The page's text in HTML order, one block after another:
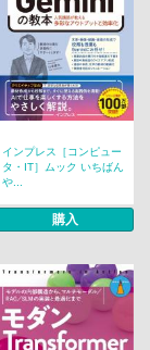
インプレス［コンピュー
タ・IT］ムック いちばん
や...
購入